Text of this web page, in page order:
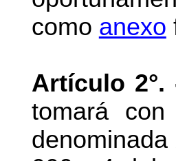
como anexo
Artículo 2°.
tomará